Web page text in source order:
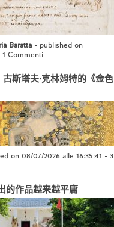
Baratta - published on
1 Commenti
斯塔夫·克林姆特的《金色
on 08/07/2026 alle 16:35:41 - 3
的作品越来越平庸